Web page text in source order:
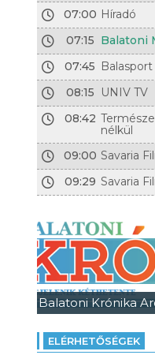
07:00 Híradó
07:15 Balatoni
07:45
08:15
UNIV TV
08:42
nélkül
09:00 Savaria
09:29 Savaria
Balatoni Krónika
ELÉRHETŐSÉGEK